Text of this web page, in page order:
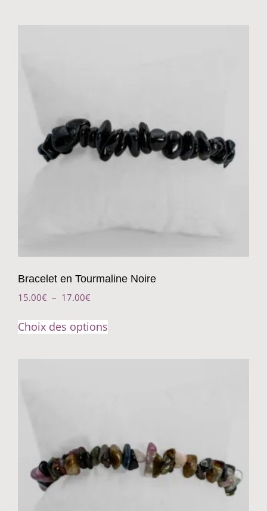
Bracelet en Tourmaline Noire
15.00€ – 17.00€
Choix des options